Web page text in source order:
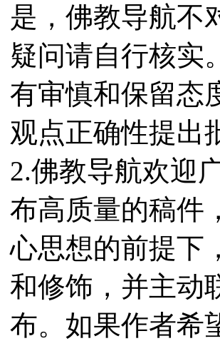
是，佛教导航不
疑问请自行核实
有审慎和保留态
观点正确性提出
2.佛教导航欢迎
布高质量的稿件
心思想的前提下
和修饰，并主动
布。如果作者希